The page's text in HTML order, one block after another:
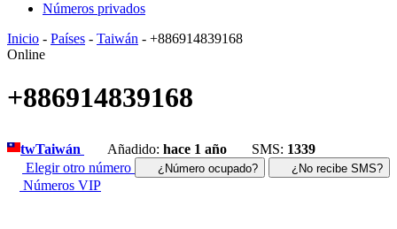
Números privados
Inicio - Países - Taiwán - +886914839168
Online
+886914839168
twTaiwán Añadido: hace 1 año SMS: 1339
Elegir otro número
¿Número ocupado? ¿No recibe SMS?
Números VIP